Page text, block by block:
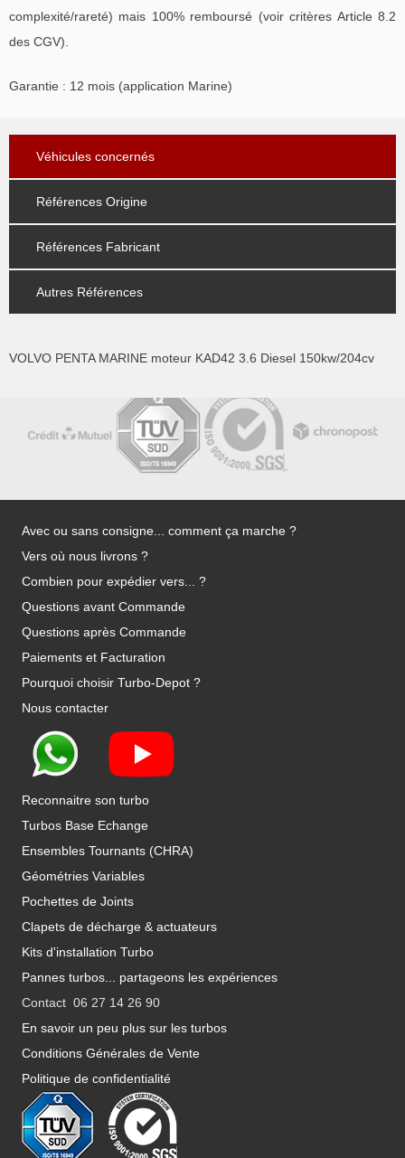
complexité/rareté) mais 100% remboursé (voir critères Article 8.2
des CGV).
Garantie : 12 mois (application Marine)
Véhicules concernés
Références Origine
Références Fabricant
Autres Références
VOLVO PENTA MARINE moteur KAD42 3.6 Diesel 150kw/204cv
Avec ou sans consigne... comment ça marche ?
Vers où nous livrons ?
Combien pour expédier vers... ?
Questions avant Commande
Questions après Commande
Paiements et Facturation
Pourquoi choisir Turbo-Depot ?
Nous contacter
Reconnaitre son turbo
Turbos Base Echange
Ensembles Tournants (CHRA)
Géométries Variables
Pochettes de Joints
Clapets de décharge & actuateurs
Kits d'installation Turbo
Pannes turbos... partageons les expériences
Contact 06 27 14 26 90
En savoir un peu plus sur les turbos
Conditions Générales de Vente
Politique de confidentialité